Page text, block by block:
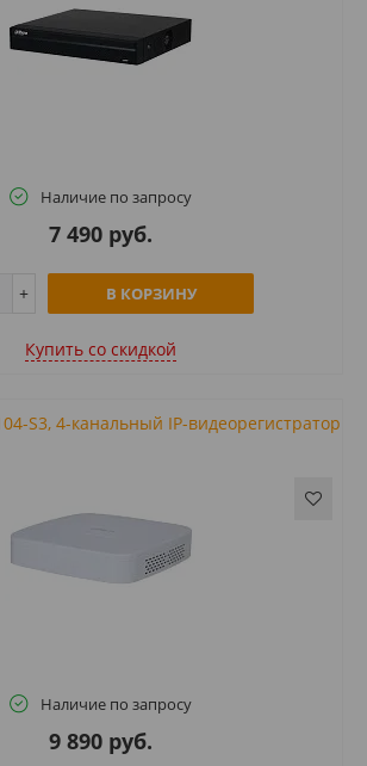
Наличие по запросу
7 490 руб.
В КОРЗИНУ
Купить cо скидкой
S3, 4-канальный IP-видеорегистратор
Наличие по запросу
9 890 руб.